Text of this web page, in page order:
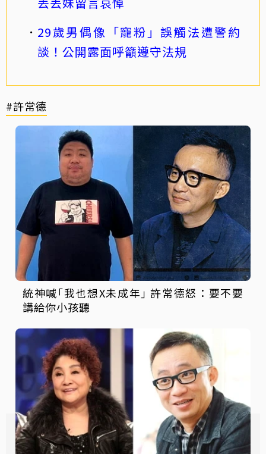
29歲男偶像「寵粉」誤觸法遭警約
談！公開露面呼籲遵守法規
#許常德
統神喊｢我也想X未成年｣ 許常德怒：要不要
講給你小孩聽